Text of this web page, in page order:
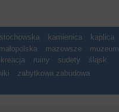
kamienica
kaplica
małopolska mazowsze
muzeum
ruiny sudety śląsk
zabytkowa zabudowa